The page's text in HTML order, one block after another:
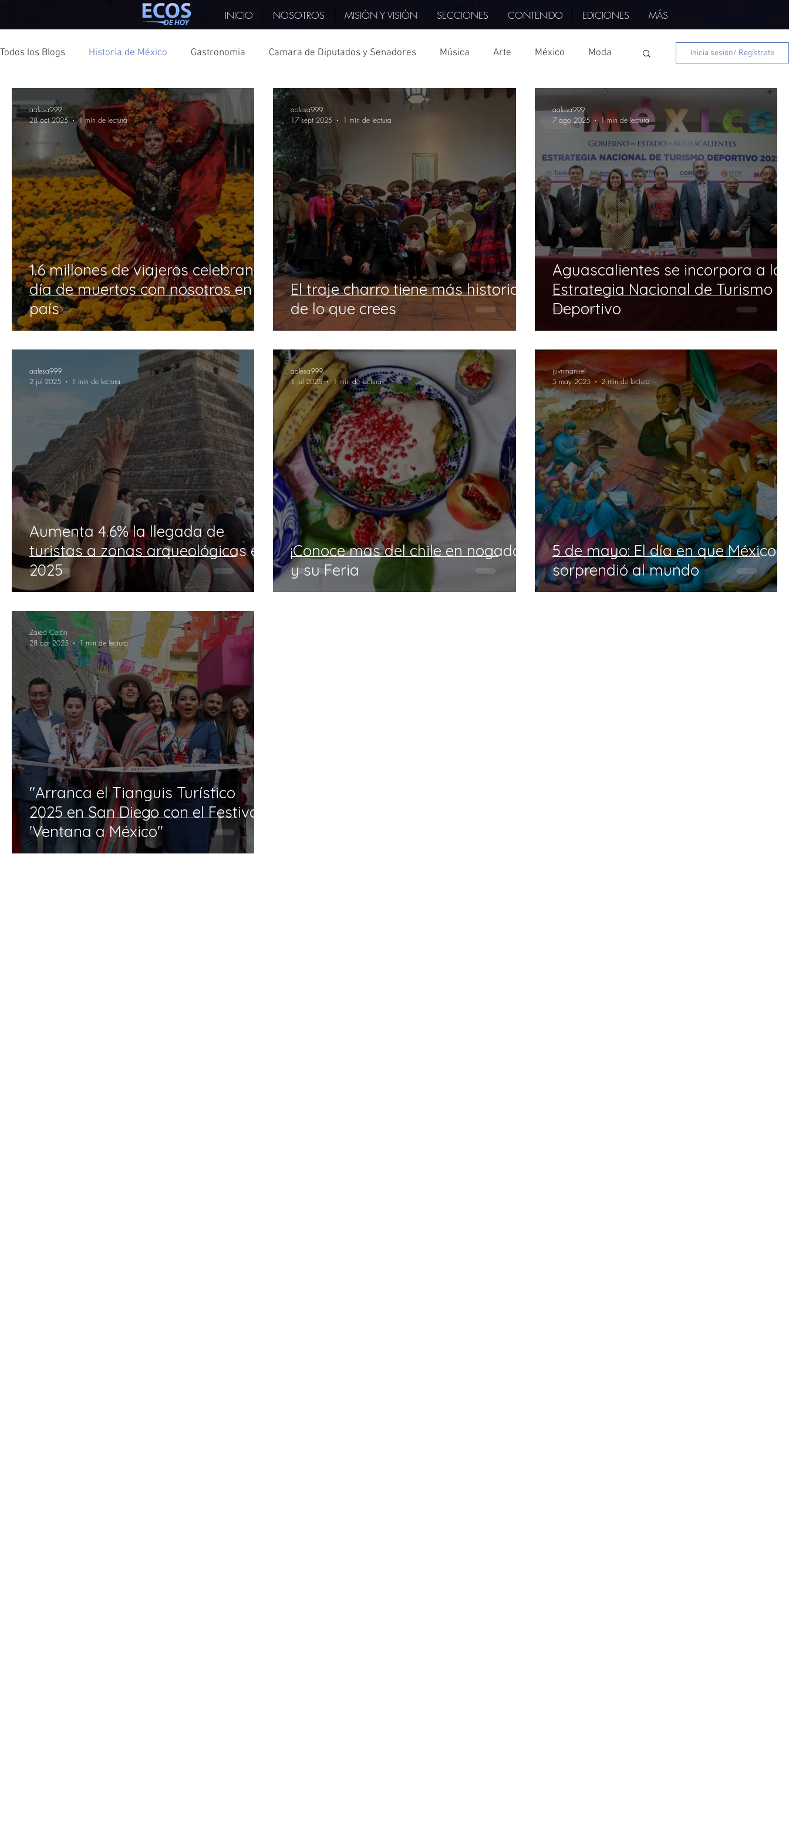
INICIO NOSOTROS MISIÓN Y VISIÓN SECCIONES CONTENIDO EDICIONES MÁS
Todos los Blogs Historia de México Gastronomia Camara de Diputados y Senadores Música Arte México Moda
Turismo Texas Consúl PIB Italia Hidalgo Deportes
Turismo Sostenible Elecciones Japón Cultura Televisión Edo Mex
China COPARMEX Monterrey
Inicia sesión/ Regístrate
1.6 millones de viajeros celebran el
día de muertos con nosotros en el
país
aalesa999
28 oct 2025
1 min de lectura
El traje charro tiene más historia
de lo que crees
aalesa999
17 sept 2025
1 min de lectura
Aguascalientes se incorpora a la
Estrategia Nacional de Turismo
Deportivo
aalesa999
7 ago 2025
1 min de lectura
Aumenta 4.6% la llegada de
turistas a zonas arqueológicas en
2025
aalesa999
2 jul 2025
1 min de lectura
¡Conoce mas del chile en nogada!!
y su Feria
aalesa999
1 jul 2025
1 min de lectura
5 de mayo: El día en que México
sorprendió al mundo
juvnmanuel
5 may 2025
2 min de lectura
"Arranca el Tianguis Turístico
2025 en San Diego con el Festival
'Ventana a México"
Zared Cerón
28 abr 2025
1 min de lectura